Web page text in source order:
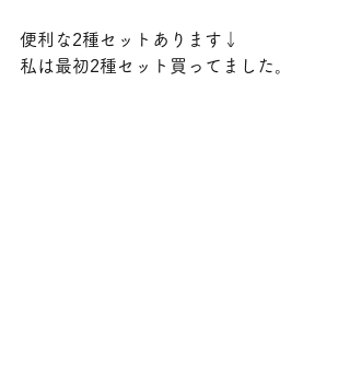
便利な2種セットあります↓
私は最初2種セット買ってました。